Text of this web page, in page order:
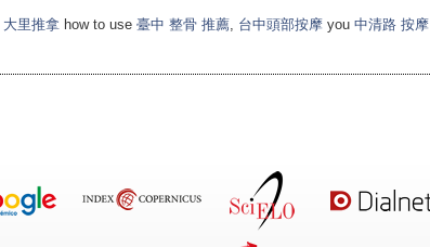
大里推拿 how to use 臺中 整骨 推薦 台中頭部按摩 you 中清路 按摩